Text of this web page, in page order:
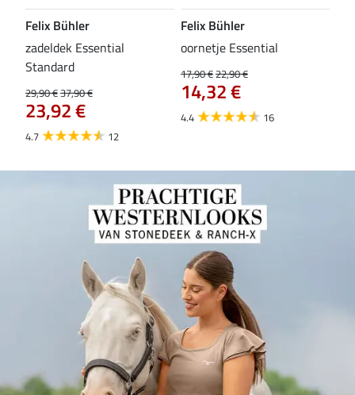
Felix Bühler
zadeldek Essential
Standard
29,90 €37,90 €
23,92 €
4.7 12
Felix Bühler
oornetje Essential
17,90 €22,90 €
14,32 €
4.4 16